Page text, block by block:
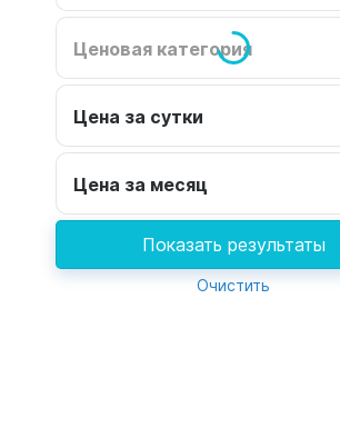
Ценовая категория
Цена за сутки
Цена за месяц
Показать результаты
Очистить